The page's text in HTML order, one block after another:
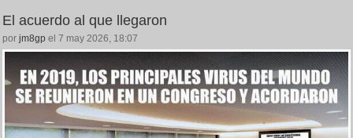
El acuerdo al que llegaron
por jm8gp el 7 may 2026, 18:07